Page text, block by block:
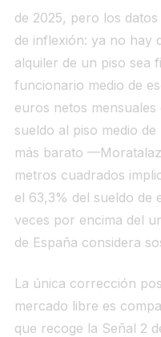
de 2025, pero los
de inflexión: ya no hay
alquiler de un piso sea
funcionario medio de
euros netos
sueldo al piso medio
más barato
metros cuadrados
el 63,3% del sueldo de
veces por encima del
de España considera
La única corrección
mercado libre es
que recoge la Señal 2